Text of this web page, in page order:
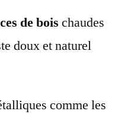
de bois chaudes
doux et naturel
comme les